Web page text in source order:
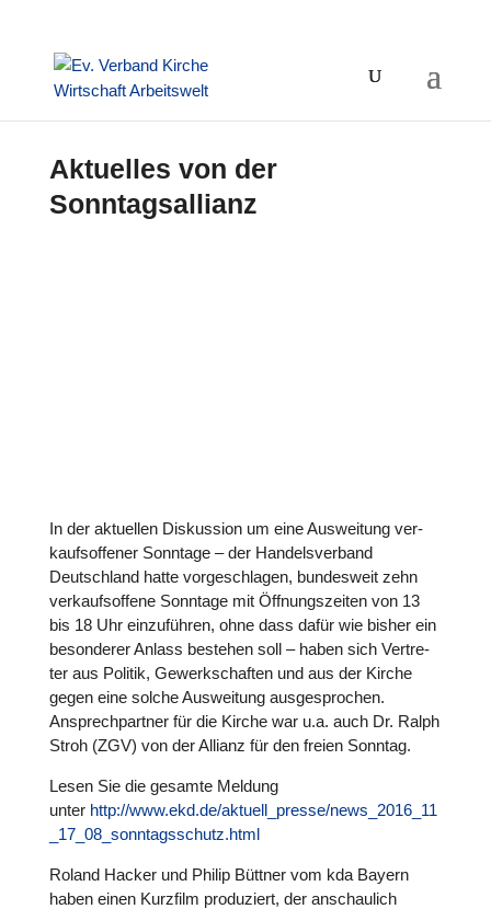
Aktuelles von der
Sonntagsallianz
In der aktu­el­len Dis­kus­sion um eine Aus­wei­tung ver­
kaufs­of­fe­ner Sonntage – der Han­dels­ver­band
Deutsch­land hatte vor­ge­schla­gen, bun­des­weit zehn
ver­kaufs­of­fene Sonntage mit Öff­nungs­zei­ten von 13
bis 18 Uhr ein­zu­füh­ren, ohne dass dafür wie bisher ein
beson­de­rer Anlass bestehen soll – haben sich Ver­tre­
ter aus Politik, Gewerk­schaf­ten und aus der Kirche
gegen eine solche Aus­wei­tung aus­ge­spro­chen.
Ansprech­part­ner für die Kirche war u.a. auch Dr. Ralph
Stroh (ZGV) von der Allianz für den freien Sonntag.
Lesen Sie die gesamte Meldung
unter http://www.ekd.de/aktuell_presse/news_2016_11
_17_08_sonntagsschutz.html
Roland Hacker und Philip Büttner vom kda Bayern
haben einen Kurzfilm pro­du­ziert, der anschau­lich